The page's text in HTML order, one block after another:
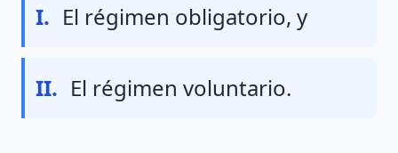
Fraccion I
I. El régimen obligatorio, y
Fraccion II
II. El régimen voluntario.